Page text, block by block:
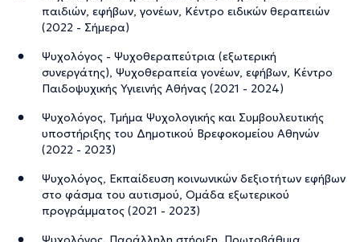
παιδιών, εφήβων, γονέων, Κέντρο ειδικών θεραπειών
(2022 - Σήμερα)
Ψυχολόγος - Ψυχοθεραπεύτρια (εξωτερική
συνεργάτης), Ψυχοθεραπεία γονέων, εφήβων, Κέντρο
Παιδοψυχικής Υγιεινής Αθήνας (2021 - 2024)
Ψυχολόγος, Τμήμα Ψυχολογικής και Συμβουλευτικής
υποστήριξης του Δημοτικού Βρεφοκομείου Αθηνών
(2022 - 2023)
Ψυχολόγος, Εκπαίδευση κοινωνικών δεξιοτήτων εφήβων
στο φάσμα του αυτισμού, Ομάδα εξωτερικού
προγράμματος (2021 - 2023)